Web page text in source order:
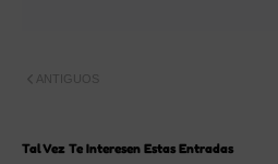
ANTIGUOS
Tal Vez Te Interesen Estas Entradas